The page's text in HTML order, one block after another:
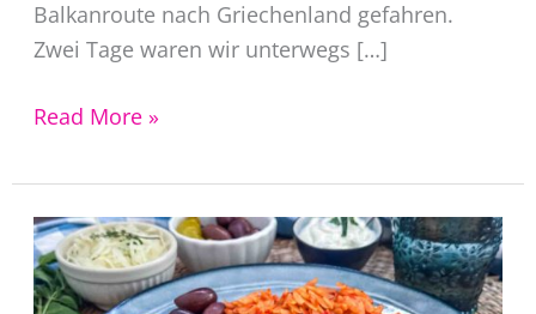
Balkanroute nach Griechenland gefahren.
Zwei Tage waren wir unterwegs […]
Moussaka
original
griechisch
Read More »